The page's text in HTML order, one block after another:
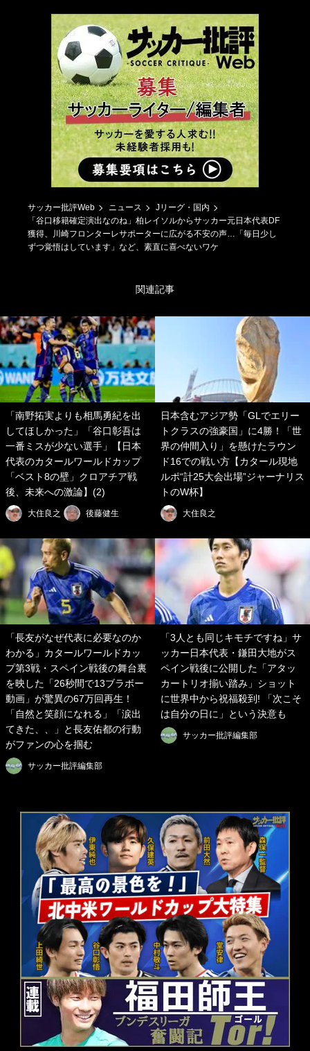
サッカー批評Web ニュース
Jリーグ・国内
「谷口移籍確定演出なのね」柏レイソルからサッカー元日本代表DF
獲得、川崎フロンターレサポーターに広がる不安の声…「毎日少し
ずつ覚悟はしています」など、素直に喜べないワケ
関連記事
「南野拓実よりも相馬勇紀を出
してほしかった」「谷口彰吾は
一番ミスが少ない選手」【日本
代表のカタールワールドカップ
「ベスト8の壁」クロアチア戦
後、未来への激論】(2)
大住良之 後藤健生
日本含むアジア勢「GLでエリー
トクラスの強豪国」に4勝！「世
界の仲間入り」を懸けたラウン
ド16での戦い方【カタール現地
ルポ“計25大会出場”ジャーナリス
トのW杯】
大住良之
「長友がなぜ代表に必要なのか
わかる」カタールワールドカッ
プ第3戦・スペイン戦後の舞台裏
を映した「26秒間で13ブラボー
動画」が驚異の67万回再生！
「自然と笑顔になれる」「涙出
てきた、、」と長友佑都の行動
がファンの心を掴む
サッカー批評編集部
「3人とも同じキモチですね」サ
ッカー日本代表・鎌田大地がス
ペイン戦後に公開した「アタッ
カートリオ揃い踏み」ショット
に世界中から祝福殺到! 「次こそ
は自分の日に」という決意も
サッカー批評編集部